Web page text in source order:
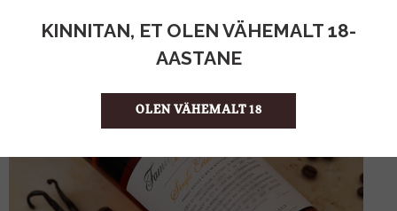
KINNITAN, ET OLEN VÄHEMALT 18-
AASTANE
OLEN VÄHEMALT 18